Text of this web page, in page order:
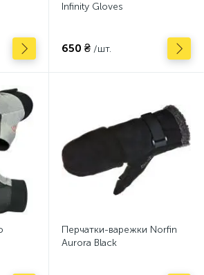
Infinity Gloves
650 ₴ /шт.
Перчатки-варежки Norfin
Aurora Black